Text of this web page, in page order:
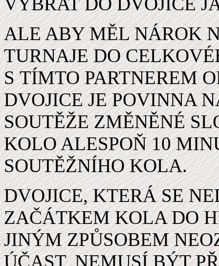
ALE ABY MĚL NÁROK
TURNAJE DO
S TÍMTO PARTNEREM
DVOJICE JE POVINNA
SOUTĚŽE ZMĚNĚNÉ
KOLO ALESPOŇ 10
SOUTĚŽNÍHO KOLA.
DVOJICE, KTERÁ SE
ZAČÁTKEM KOLA DO
JINÝM ZPŮSOBEM
ÚČAST, NEMUSÍ BÝT